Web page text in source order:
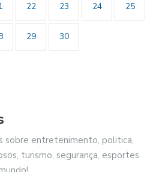
22 23 24 25
29 30
sobre entretenimento, politica,
turismo, segurança, esportes